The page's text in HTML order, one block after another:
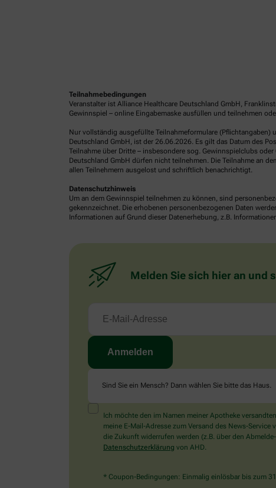
Teilnahmebedingungen
Veranstalter ist Alliance Healthcare Deutschland GmbH,
Gewinnspiel – online Eingabemaske ausfüllen und teilnehmen
Nur vollständig ausgefüllte Teilnahmeformulare (Pflichtangaben)
Deutschland GmbH, ist der 26.06.2026. Es gilt das Datum des
Teilnahme über Dritte – insbesondere sog. Gewinnspielclubs
Deutschland GmbH dürfen nicht teilnehmen. Die Teilnahme an
allen Teilnehmern ausgelost und schriftlich benachrichtigt.
Datenschutzhinweis
Um an dem Gewinnspiel teilnehmen zu können, sind
gekennzeichnet. Die erhobenen personenbezogenen Daten
Informationen auf Grund dieser Datenerhebung, z.B.
Melden Sie sich hier an und
Sind Sie ein Mensch? Dann wählen Sie bitte das Haus.
Ich möchte den im Namen meiner Apotheke
meine E-Mail-Adresse zum Versand des News-
die Zukunft widerrufen werden (z.B. über den
Datenschutzerklärung von AHD.
* Coupon-Bedingungen: Einmalig einlösbar bis zum